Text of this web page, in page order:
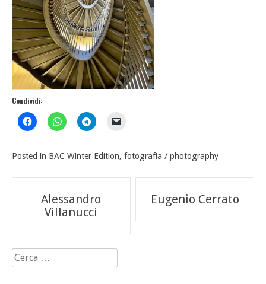
Condividi:
Posted in BAC Winter Edition, fotografia / photography
Navigazione
articoli
Alessandro
Villanucci
Eugenio Cerrato
Ricerca
per: